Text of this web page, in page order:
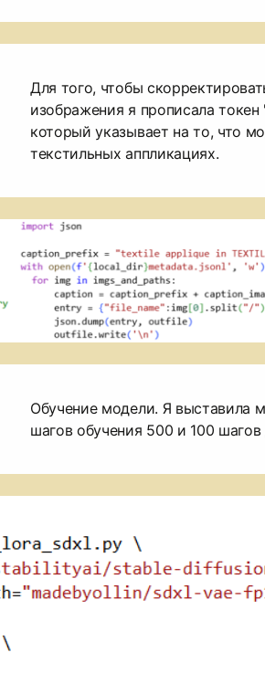
Для того, чтобы
изображения я прописала
который указывает на то, что
текстильных аппликациях.
Обучение модели. Я выставила
шагов обучения 500 и 100 шагов